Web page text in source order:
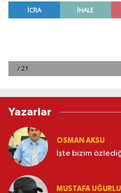
Yazarlar
OSMAN AKSU
İşte bizim
MUSTAFA UĞURLU